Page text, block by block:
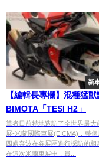
新
【編輯長專欄】混種猛獸
BIMOTA「TESI H2」
筆者日前特地造訪了全世界最大
展-米蘭國際車展(EICMA)，整個
四處奔波在各展區進行採訪的相
在這次米蘭車展中，最...